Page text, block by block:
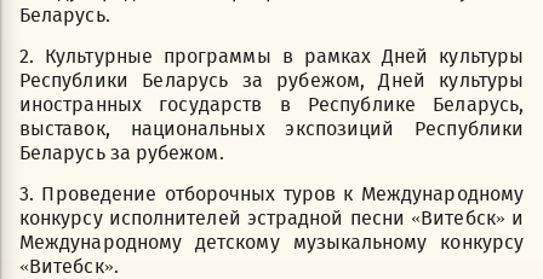
Беларусь.
2. Культурные программы в рамках Дней культуры
Республики Беларусь за рубежом, Дней культуры
иностранных государств в Республике Беларусь,
выставок, национальных экспозиций Республики
Беларусь за рубежом.
3. Проведение отборочных туров к Международному
конкурсу исполнителей эстрадной песни «Витебск» и
Международному детскому музыкальному конкурсу
«Витебск».